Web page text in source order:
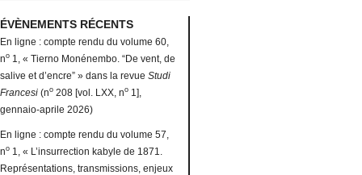
ÉVÈNEMENTS RÉCENTS
En ligne : compte rendu du volume 60,
no 1, « Tierno Monénembo. “De vent, de
salive et d’encre” » dans la revue Studi
Francesi (no 208 [vol. LXX, no 1],
gennaio-aprile 2026)
En ligne : compte rendu du volume 57,
no 1, « L’insurrection kabyle de 1871.
Représentations, transmissions, enjeux